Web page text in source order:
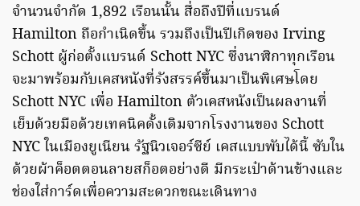
จำนวนจำกัด 1,892 เรือนนั้น สื่อถึงปีที่แบรนด์
Hamilton ถือกำเนิดขึ้น รวมถึงเป็นปีเกิดของ Irving
Schott ผู้ก่อตั้งแบรนด์ Schott NYC ซึ่งนาฬิกาทุกเรือน
จะมาพร้อมกับเคสหนังที่รังสรรค์ขึ้นมาเป็นพิเศษโดย
Schott NYC เพื่อ Hamilton ตัวเคสหนังเป็นผลงานที่
เย็บด้วยมือด้วยเทคนิคดั้งเดิมจากโรงงานของ Schott
NYC ในเมืองยูเนียน รัฐนิวเจอร์ซีย์ เคสแบบพับได้นี้ ซับใน
ด้วยผ้าค็อตตอนลายสก็อตอย่างดี มีกระเป๋าด้านข้างและ
ช่องใส่การ์ดเพื่อความสะดวกขณะเดินทาง